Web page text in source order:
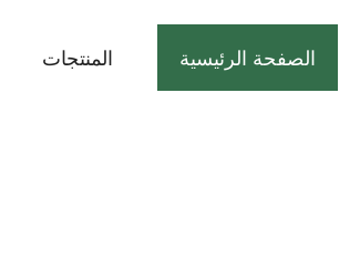
الصفحة الرئيسية المنتجات